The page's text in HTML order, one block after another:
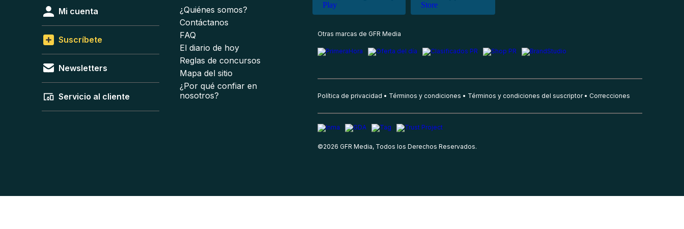
Mi cuenta
Suscríbete
Newsletters
Servicio al cliente
¿Quiénes somos?
Contáctanos
FAQ
El diario de hoy
Reglas de concursos
Mapa del sitio
¿Por qué confiar en
nosotros?
Otras marcas de GFR Media
Política de privacidad Términos y condiciones Términos y condiciones del suscriptor Correcciones
©2026 GFR Media, Todos los Derechos Reservados.